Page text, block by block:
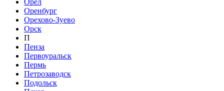
Орел
Оренбург
Орехово-Зуево
Орск
П
Пенза
Первоуральск
Пермь
Петрозаводск
Подольск